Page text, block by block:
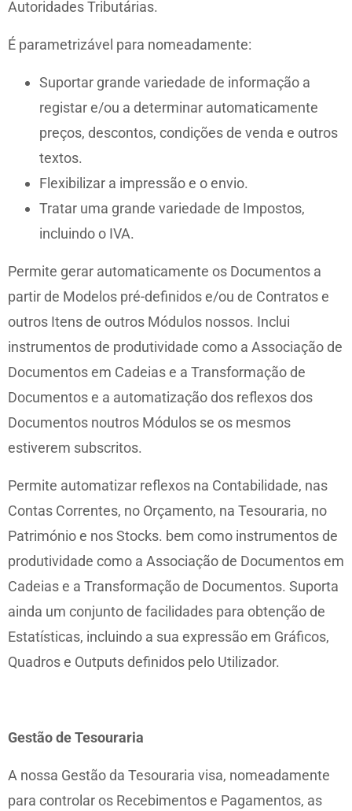
Autoridades Tributárias.
É parametrizável para nomeadamente:
Suportar grande variedade de informação a
registar e/ou a determinar automaticamente
preços, descontos, condições de venda e outros
textos.
Flexibilizar a impressão e o envio.
Tratar uma grande variedade de Impostos,
incluindo o IVA.
Permite gerar automaticamente os Documentos a
partir de Modelos pré-definidos e/ou de Contratos e
outros Itens de outros Módulos nossos. Inclui
instrumentos de produtividade como a Associação de
Documentos em Cadeias e a Transformação de
Documentos e a automatização dos reflexos dos
Documentos noutros Módulos se os mesmos
estiverem subscritos.
Permite automatizar reflexos na Contabilidade, nas
Contas Correntes, no Orçamento, na Tesouraria, no
Património e nos Stocks. bem como instrumentos de
produtividade como a Associação de Documentos em
Cadeias e a Transformação de Documentos. Suporta
ainda um conjunto de facilidades para obtenção de
Estatísticas, incluindo a sua expressão em Gráficos,
Quadros e Outputs definidos pelo Utilizador.
Gestão de Tesouraria
A nossa Gestão da Tesouraria visa, nomeadamente
para controlar os Recebimentos e Pagamentos, as